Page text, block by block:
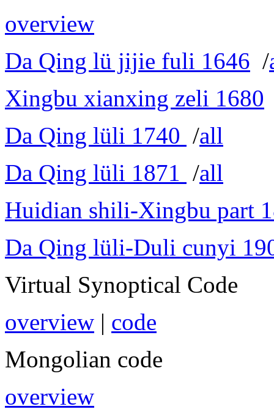
overview
Da Qing lü jijie fuli 1646 /
Xingbu xianxing zeli 1680
Da Qing lüli 1740 /all
Da Qing lüli 1871 /all
Huidian shili-Xingbu part
Da Qing lüli-Duli cunyi
Virtual Synoptical Code
overview | code
Mongolian code
overview